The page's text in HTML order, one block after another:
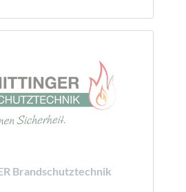
Brandschutztechnik